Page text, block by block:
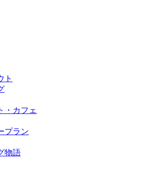
ト
・カフェ
プラン
物語